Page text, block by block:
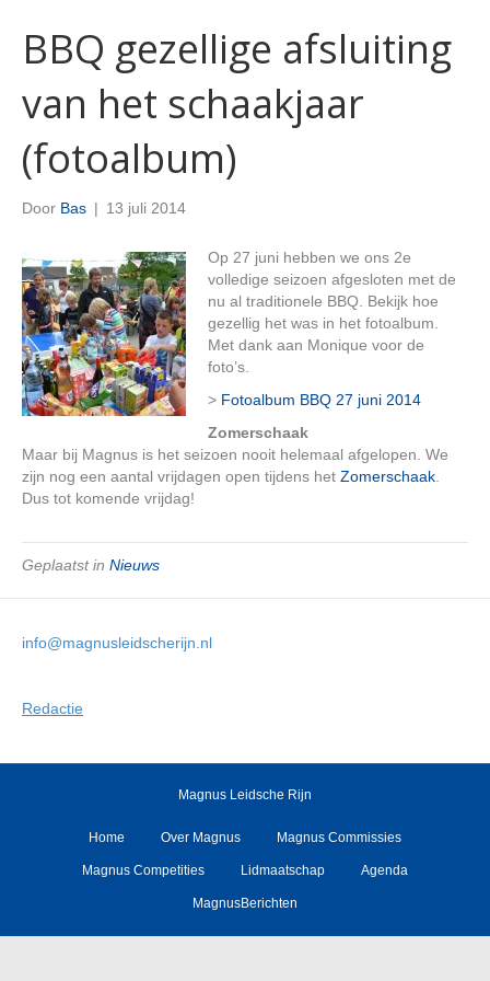
BBQ gezellige afsluiting
van het schaakjaar
(fotoalbum)
Door Bas | 13 juli 2014
Op 27 juni hebben we ons 2e
volledige seizoen afgesloten met de
nu al traditionele BBQ. Bekijk hoe
gezellig het was in het fotoalbum.
Met dank aan Monique voor de
foto’s.
> Fotoalbum BBQ 27 juni 2014
Zomerschaak
Maar bij Magnus is het seizoen nooit helemaal afgelopen. We
zijn nog een aantal vrijdagen open tijdens het Zomerschaak
Dus tot komende vrijdag!
Geplaatst in Nieuws
info@magnusleidscherijn.nl
Redactie
Magnus Leidsche Rijn
Home Over Magnus Magnus Commissies
Magnus Competities Lidmaatschap Agenda
MagnusBerichten